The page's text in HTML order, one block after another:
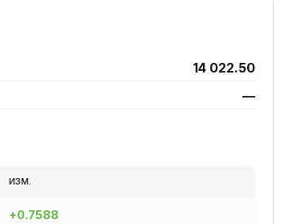
14 022.50
—
ИЗМ.
+0.7588